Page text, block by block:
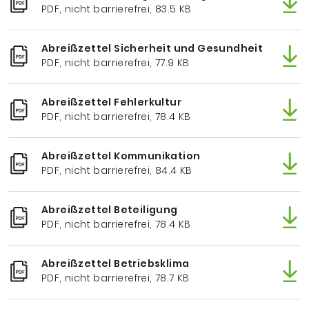
PDF, nicht barrierefrei, 83.5 KB
Abreißzettel Sicherheit und Gesundheit
PDF, nicht barrierefrei, 77.9 KB
Abreißzettel Fehlerkultur
PDF, nicht barrierefrei, 78.4 KB
Abreißzettel Kommunikation
PDF, nicht barrierefrei, 84.4 KB
Abreißzettel Beteiligung
PDF, nicht barrierefrei, 78.4 KB
Abreißzettel Betriebsklima
PDF, nicht barrierefrei, 78.7 KB